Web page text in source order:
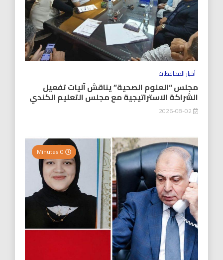
أخبار المحافظات
مجلس “العلوم الصحية” يناقش آليات تفعيل
الشراكة الاستراتيجية مع مجلس التعليم الكندي